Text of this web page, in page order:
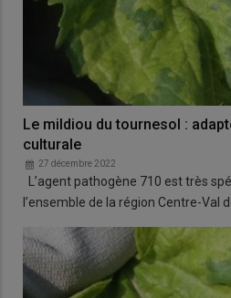
Le mildiou du tournesol :
culturale
27 décembre 2022
L’agent pathogène 710 est très
l’ensemble de la région Centre-Val